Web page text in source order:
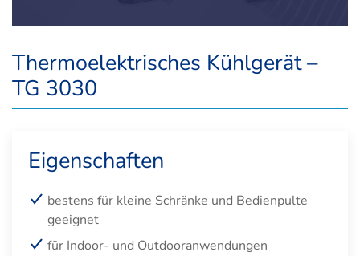
Thermoelektrisches Kühlgerät –
TG 3030
Eigenschaften
bestens für kleine Schränke und Bedienpulte
geeignet
für Indoor- und Outdooranwendungen